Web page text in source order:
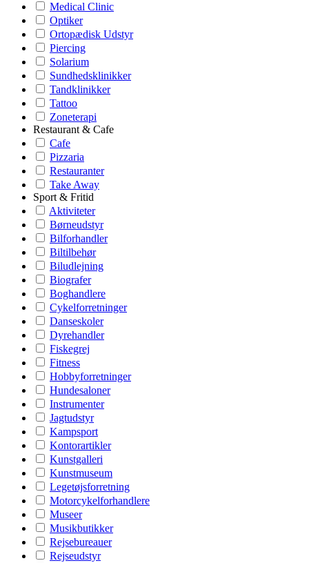
Medical Clinic
Optiker
Ortopædisk Udstyr
Piercing
Solarium
Sundhedsklinikker
Tandklinikker
Tattoo
Zoneterapi
Restaurant & Cafe
Cafe
Pizzaria
Restauranter
Take Away
Sport & Fritid
Aktiviteter
Børneudstyr
Bilforhandler
Biltilbehør
Biludlejning
Biografer
Boghandlere
Cykelforretninger
Danseskoler
Dyrehandler
Fiskegrej
Fitness
Hobbyforretninger
Hundesaloner
Instrumenter
Jagtudstyr
Kampsport
Kontorartikler
Kunstgalleri
Kunstmuseum
Legetøjsforretning
Motorcykelforhandlere
Museer
Musikbutikker
Rejsebureauer
Rejseudstyr